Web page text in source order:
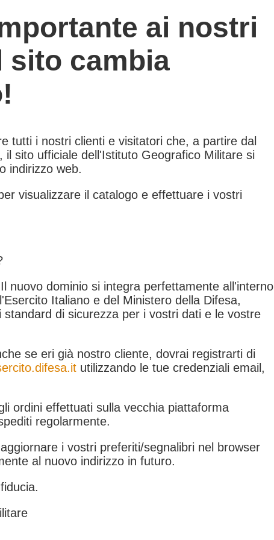
ai nostri
sito cambia
tutti i nostri clienti e visitatori che, a partire dal
il sito ufficiale dell'Istituto Geografico Militare si
indirizzo web.
visualizzare il catalogo e effettuare i vostri
nuovo dominio si integra perfettamente all'interno
Italiano e del Ministero della Difesa,
standard di sicurezza per i vostri dati e le vostre
se eri già nostro cliente, dovrai registrarti di
utilizzando le tue credenziali email,
ordini effettuati sulla vecchia piattaforma
regolarmente.
i vostri preferiti/segnalibri nel browser
al nuovo indirizzo in futuro.